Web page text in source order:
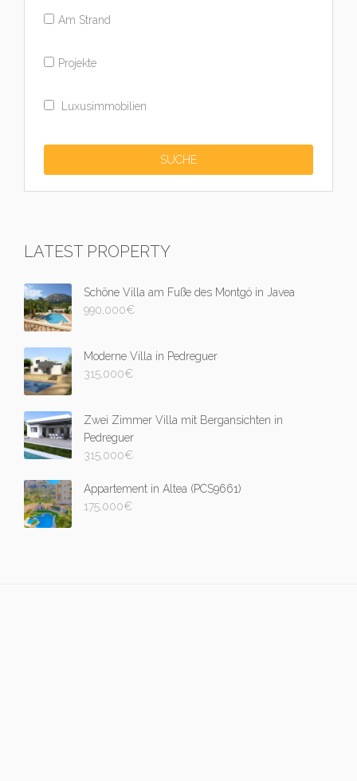
Am Strand
Projekte
Luxusimmobilien
LATEST PROPERTY
Schöne Villa am Fuße des Montgó in Javea
990,000€
Moderne Villa in Pedreguer
315,000€
Zwei Zimmer Villa mit Bergansichten in
Pedreguer
315,000€
Appartement in Altea (PCS9661)
175,000€